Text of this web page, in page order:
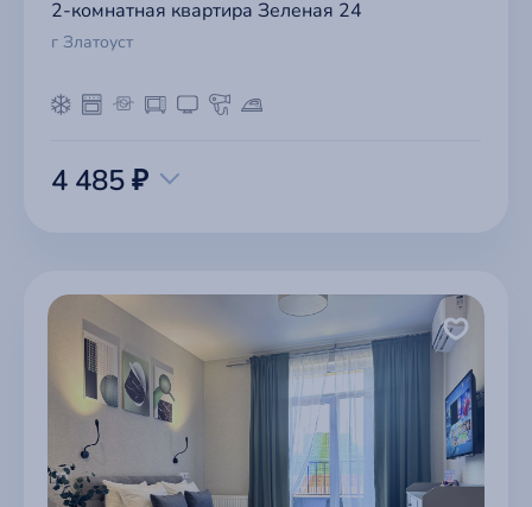
2-комнатная квартира Зеленая 24
г Златоуст
4 485 ₽